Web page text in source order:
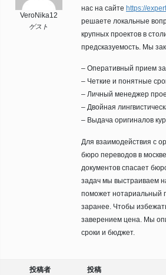
VeroNika12
ゲスト
нас на сайте https://
решаете локальные
крупных проектов в
предсказуемость. Мы
– Оперативный прием
– Четкие и понятные
– Личный менеджер
– Двойная
– Выдача оригиналов
Для взаимодействия с
бюро переводов в
документов спасает
задач мы выстраиваем
поможет нотариальный
заранее. Чтобы
заверением цена. Мы
сроки и бюджет.
投稿者 投稿